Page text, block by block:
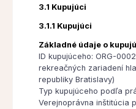
3.1 Kupujúci
3.1.1 Kupujúci
Základné údaje o
ID kupujúceho: ORG-
rekreačných zariadení
republiky Bratislavy)
Typ kupujúceho podľa
Verejnoprávna inštitúcia